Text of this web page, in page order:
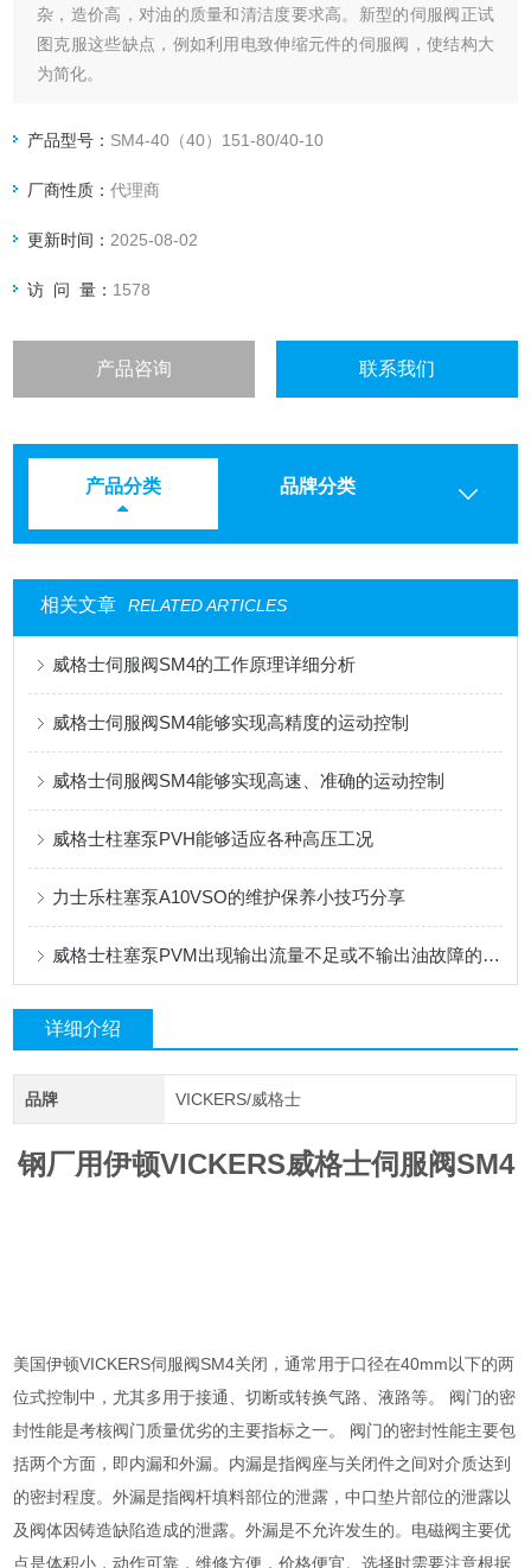
杂，造价高，对油的质量和清洁度要求高。新型的伺服阀正试
图克服这些缺点，例如利用电致伸缩元件的伺服阀，使结构大
为简化。
产品型号： SM4-40（40）151-80/40-10
厂商性质：代理商
更新时间： 2025-08-02
访 问 量： 1578
产品咨询 联系我们
产品分类 品牌分类
相关文章 RELATED ARTICLES
威格士伺服阀SM4的工作原理详细分析
威格士伺服阀SM4能够实现高精度的运动控制
威格士伺服阀SM4能够实现高速、准确的运动控制
威格士柱塞泵PVH能够适应各种高压工况
力士乐柱塞泵A10VSO的维护保养小技巧分享
威格士柱塞泵PVM出现输出流量不足或不输出油故障的解决方法
详细介绍
品牌 VICKERS/威格士
钢厂用伊顿VICKERS威格士伺服阀SM4
美国伊顿VICKERS伺服阀SM4关闭，通常用于口径在40mm以下的两
位式控制中，尤其多用于接通、切断或转换气路、液路等。 阀门的密
封性能是考核阀门质量优劣的主要指标之一。 阀门的密封性能主要包
括两个方面，即内漏和外漏。内漏是指阀座与关闭件之间对介质达到
的密封程度。外漏是指阀杆填料部位的泄露，中口垫片部位的泄露以
及阀体因铸造缺陷造成的泄露。外漏是不允许发生的。电磁阀主要优
点是体积小，动作可靠，维修方便，价格便宜。选择时需要注意根据